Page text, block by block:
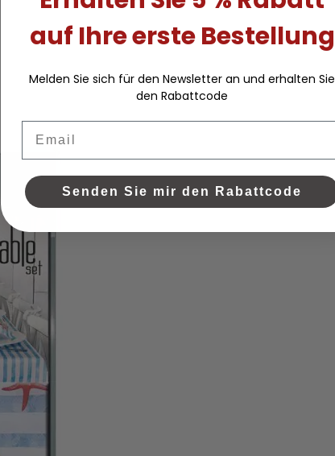
auf Ihre erste Bestellung
Melden Sie sich für den Newsletter an und erhalten Sie
den Rabattcode
Senden Sie mir den Rabattcode